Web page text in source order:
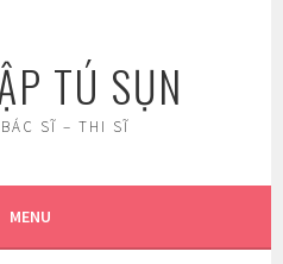
TÚ SỤN
SĨ – THI SĨ
MENU